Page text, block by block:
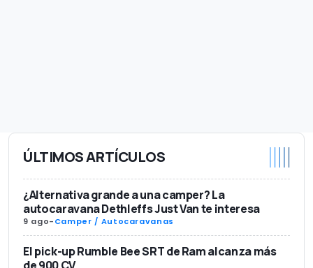
ÚLTIMOS ARTÍCULOS
¿Alternativa grande a una camper? La
autocaravana Dethleffs Just Van te interesa
9 ago-Camper / Autocaravanas
El pick-up Rumble Bee SRT de Ram alcanza más